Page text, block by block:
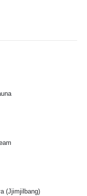
(Jjimjilbang)